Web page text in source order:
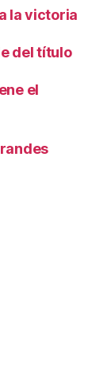
la victoria
del título
el